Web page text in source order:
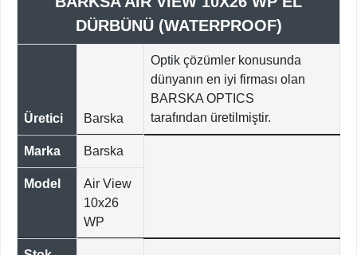
DÜRBÜNÜ (WATERPROOF)
Üretici Barska
Optik çözümler konusunda
dünyanın en iyi firması olan
BARSKA OPTICS
tarafından üretilmiştir.
Marka Barska
Model
Air View
10x26
WP